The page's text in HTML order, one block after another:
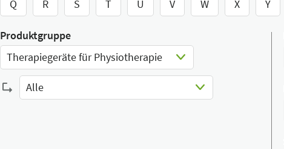
Q R S T U V W X Y
Produktgruppe
Therapiegeräte für Physiotherapie
Select Input
Alle